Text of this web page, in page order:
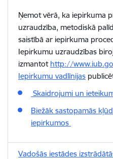
Ņemot vērā, ka iepirkuma
uzraudzība, metodiskā
saistībā ar iepirkuma
Iepirkumu uzraudzības
izmantot http://
Iepirkumu vadlīnijas
Skaidrojumi un
Biežāk sastopamās
iepirkumos
Vadošās iestādes